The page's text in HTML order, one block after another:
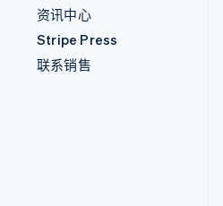
资讯中心
Stripe Press
联系销售